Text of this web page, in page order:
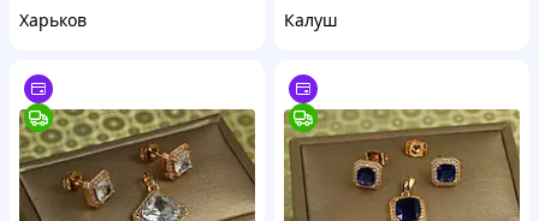
Харьков
Калуш